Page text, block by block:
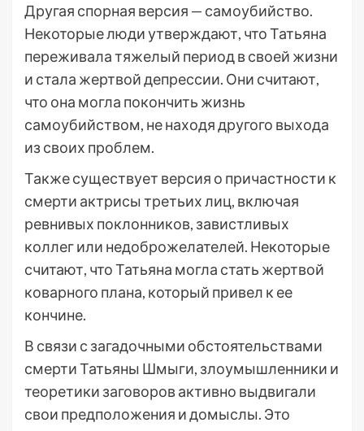
Другая спорная версия — самоубийство.
Некоторые люди утверждают, что Татьяна
переживала тяжелый период в своей жизни
и стала жертвой депрессии. Они считают,
что она могла покончить жизнь
самоубийством, не находя другого выхода
из своих проблем.
Также существует версия о причастности к
смерти актрисы третьих лиц, включая
ревнивых поклонников, завистливых
коллег или недоброжелателей. Некоторые
считают, что Татьяна могла стать жертвой
коварного плана, который привел к ее
кончине.
В связи с загадочными обстоятельствами
смерти Татьяны Шмыги, злоумышленники и
теоретики заговоров активно выдвигали
свои предположения и домыслы. Это